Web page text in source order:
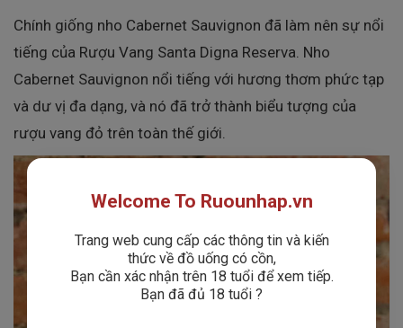
Chính giống nho Cabernet Sauvignon đã làm nên sự nổi
tiếng của Rượu Vang Santa Digna Reserva. Nho
Cabernet Sauvignon nổi tiếng với hương thơm phức tạp
và dư vị đa dạng, và nó đã trở thành biểu tượng của
rượu vang đỏ trên toàn thế giới.
Welcome To Ruounhap.vn
Trang web cung cấp các thông tin và kiến
thức về đồ uống có cồn,
Bạn cần xác nhận trên 18 tuổi để xem tiếp.
Bạn đã đủ 18 tuổi ?